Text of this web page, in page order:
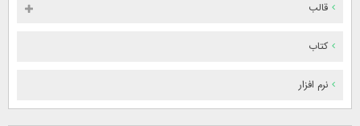
قالب
کتاب
نرم افزار